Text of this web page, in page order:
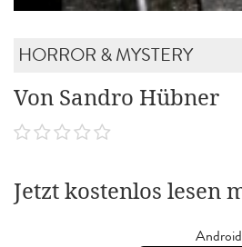
HORROR & MYSTERY
Von Sandro Hübner
Jetzt kostenlos lesen
Android